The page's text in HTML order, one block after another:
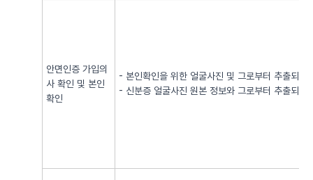
안면인증 가입의
사 확인 및 본인
확인
- 본인확인을 위한 얼굴사진 및 그로부터 추출되어
- 신분증 얼굴사진 원본 정보와 그로부터 추출되어